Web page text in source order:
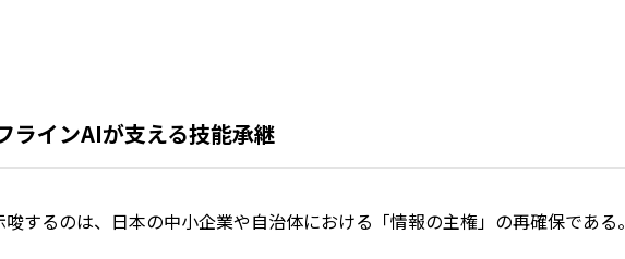
ラインAIが支える技能承継
するのは、日本の中小企業や自治体における「情報の主権」の再確保である。